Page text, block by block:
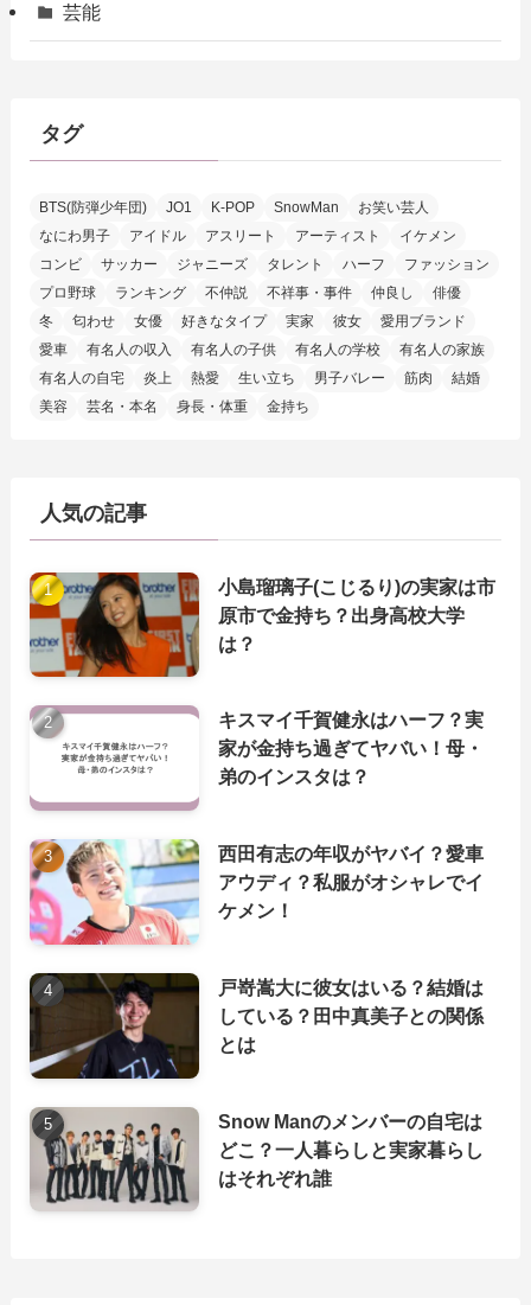
芸能
タグ
BTS(防弾少年団) JO1 K-POP SnowMan
お笑い芸人
なにわ男子
アイドル アスリート アーティスト
イケメン
コンビ
サッカー ジャニーズ タレント ハーフ
ファッション
プロ野球
ランキング 不仲説 不祥事・事件 仲良し
俳優
冬
匂わせ 女優 好きなタイプ 実家 彼女
愛用ブランド
愛車
有名人の収入 有名人の子供 有名人の学校
有名人の家族
有名人の自宅
炎上 熱愛 生い立ち 男子バレー 筋肉
結婚
美容
芸名・本名 身長・体重 金持ち
人気の記事
小島瑠璃子(こじるり)の実家は市
原市で金持ち？出身高校大学
は？
キスマイ千賀健永はハーフ？実
家が金持ち過ぎてヤバい！母・
弟のインスタは？
西田有志の年収がヤバイ？愛車
アウディ？私服がオシャレでイ
ケメン！
戸嵜嵩大に彼女はいる？結婚は
している？田中真美子との関係
とは
Snow Manのメンバーの自宅は
どこ？一人暮らしと実家暮らし
はそれぞれ誰